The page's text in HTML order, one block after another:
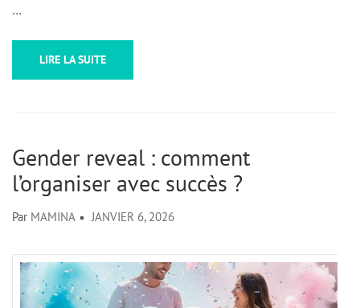
…
LIRE LA SUITE
Gender reveal : comment
l’organiser avec succès ?
Par MAMINA JANVIER 6, 2026